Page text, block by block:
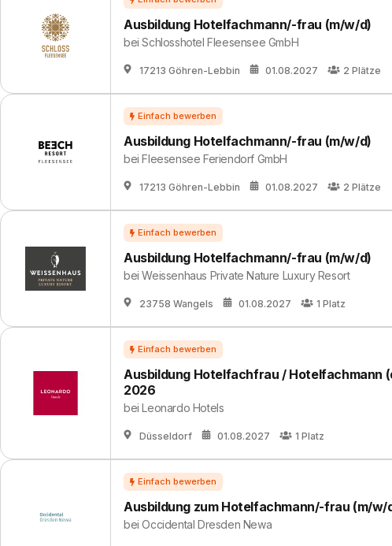
Ausbildung Hotelfachmann/-frau (m/w/d)
beiSchlosshotel Fleesensee GmbH
17213 Göhren-Lebbin 01.08.2027 2 Plätze
Ausbildung Hotelfachmann/-frau (m/w/d)
beiFleesensee Feriendorf GmbH
17213 Göhren-Lebbin 01.08.2027 2 Plätze
Ausbildung Hotelfachmann/-frau (m/w/d)
beiWeissenhaus Private Nature Luxury Resort
23758 Wangels 01.08.2027 1 Platz
Ausbildung Hotelfachfrau / Hotelfachmann
2026
beiLeonardo Hotels
Düsseldorf 01.08.2027 1 Platz
Ausbildung zum Hotelfachmann/-frau (m/w/
beiOccidental Dresden Newa